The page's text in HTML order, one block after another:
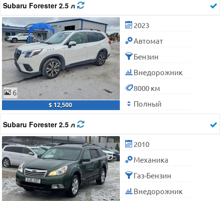
Subaru Forester 2.5 л
6
$ 12,500
2023
Автомат
Бензин
Внедорожник
8000 км
Полный
Subaru Forester 2.5 л
2010
Механика
Газ-Бензин
Внедорожник